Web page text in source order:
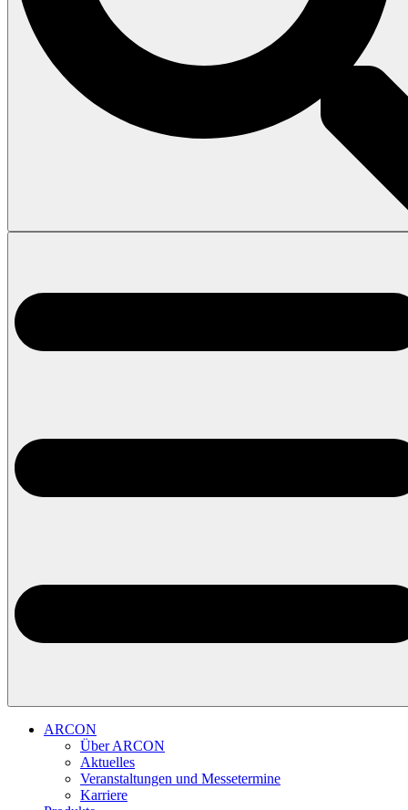
ARCON
Über ARCON
Aktuelles
Veranstaltungen und Messetermine
Karriere